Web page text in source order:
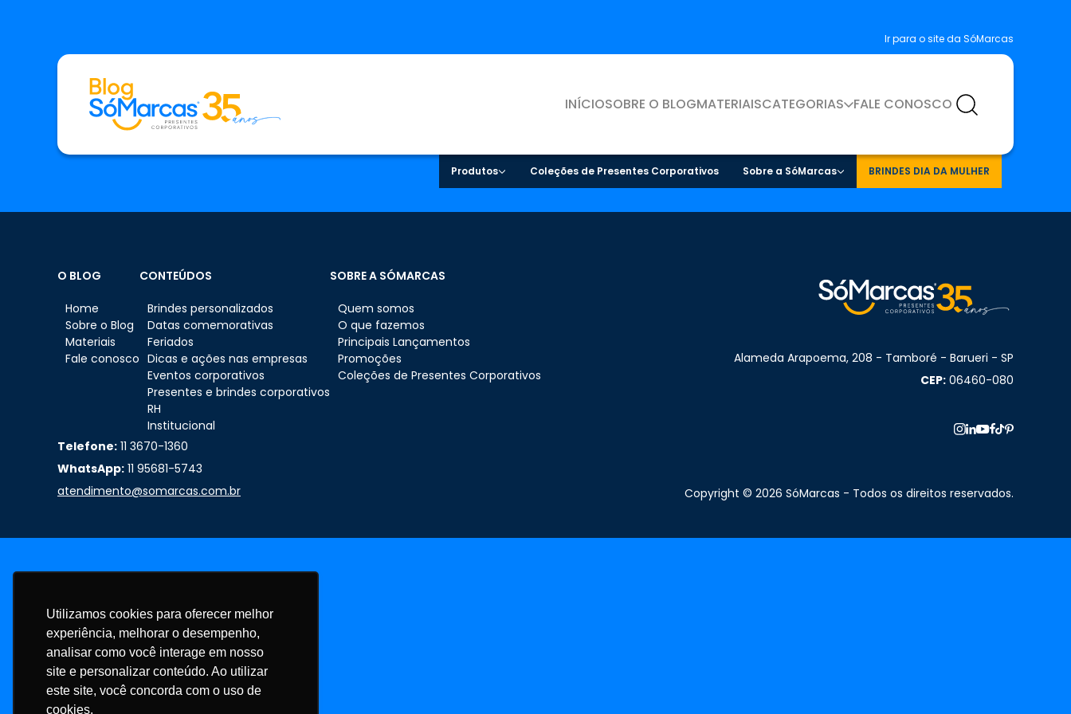
Utilizamos cookies para oferecer melhor
experiência, melhorar o desempenho,
analisar como você interage em nosso
site e personalizar conteúdo. Ao utilizar
este site, você concorda com o uso de
cookies.
Ir para o site da SóMarcas
INÍCIOSOBRE O BLOGMATERIAISCATEGORIAS FALE CONOSCO
Produtos Coleções de Presentes Corporativos Sobre a SóMarcas BRINDES DIA DA MULHER
O BLOG
Home
Sobre o Blog
Materiais
Fale conosco
CONTEÚDOS
Brindes personalizados
Datas comemorativas
Feriados
Dicas e ações nas empresas
Eventos corporativos
Presentes e brindes corporativos
RH
Institucional
SOBRE A SÓMARCAS
Quem somos
O que fazemos
Principais Lançamentos
Promoções
Coleções de Presentes Corporativos
Alameda Arapoema, 208 - Tamboré - Barueri - SP
CEP: 06460-080
Telefone: 11 3670-1360
WhatsApp: 11 95681-5743
atendimento@somarcas.com.br
Copyright © 2026 SóMarcas - Todos os direitos reservados.